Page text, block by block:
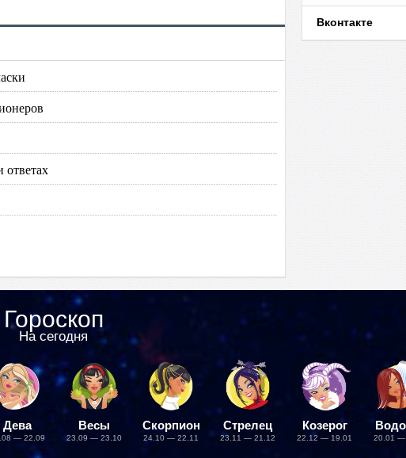
Вконтакте
Гороскоп
На сегодня
Дева
— 22.09
Весы
23.09 — 23.10
Скорпион
24.10 — 22.11
Стрелец
23.11 — 21.12
Козерог
22.12 — 19.01 20.01 —